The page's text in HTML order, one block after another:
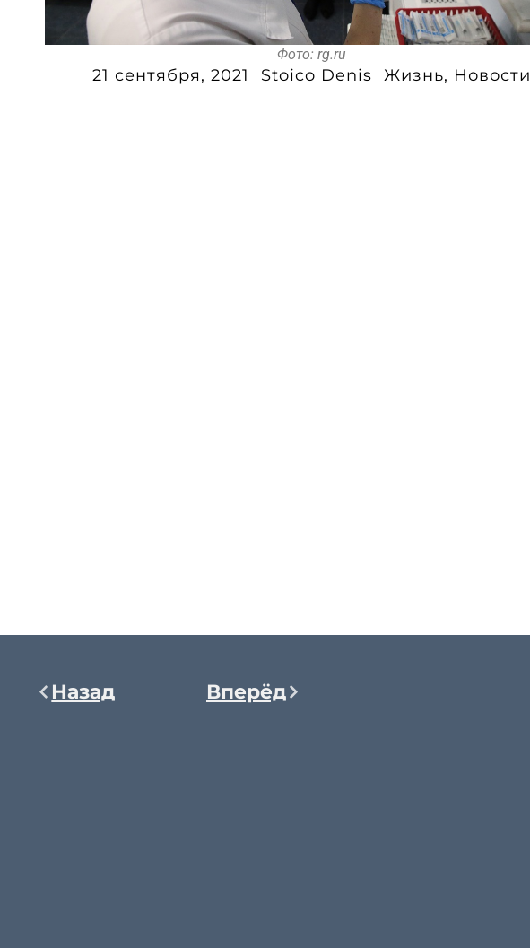
Фото: rg.ru
21 сентября, 2021 Stoico Denis Жизнь, Новости
Назад Вперёд